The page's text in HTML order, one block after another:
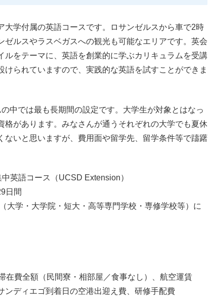
学付属の英語コースです。ロサンゼルスから車で2時
ルスやラスベガスへの観光も可能なエリアです。英会
をテーマに、英語を創業的に学ぶカリキュラムを受講
られていますので、実践的な英語を試すことができま
中では最も長期間の設定です。大学生が対象とはなっ
があります。みなさんが通うそれぞれの大学でも夏休
いと思いますが、費用面や留学先、留学条件等で躊躇
英語コース（UCSD Extension）
日間
大学・大学院・短大・高等専門学校・専修学校等）に
在費全額（民間寮・相部屋／食事なし）、航空運賃
ンディエゴ到着日の空港出迎え費、研修手配費